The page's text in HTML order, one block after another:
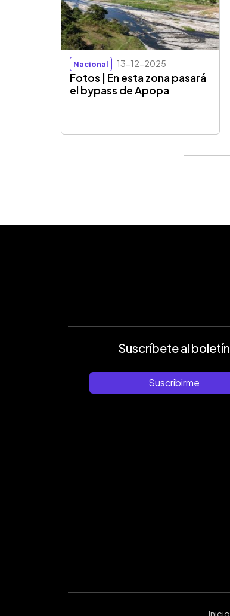
Nacional 13-12-2025
Fotos | En esta zona pasará
el bypass de Apopa
Suscríbete al boletín
Suscribirme
Inicio